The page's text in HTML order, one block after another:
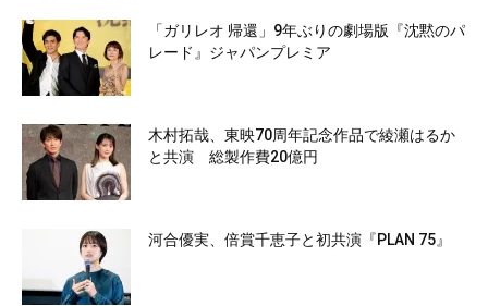
「ガリレオ 帰還」9年ぶりの劇場版『沈黙のパ
レード』ジャパンプレミア
木村拓哉、東映70周年記念作品で綾瀬はるか
と共演 総製作費20億円
河合優実、倍賞千恵子と初共演『PLAN 75』